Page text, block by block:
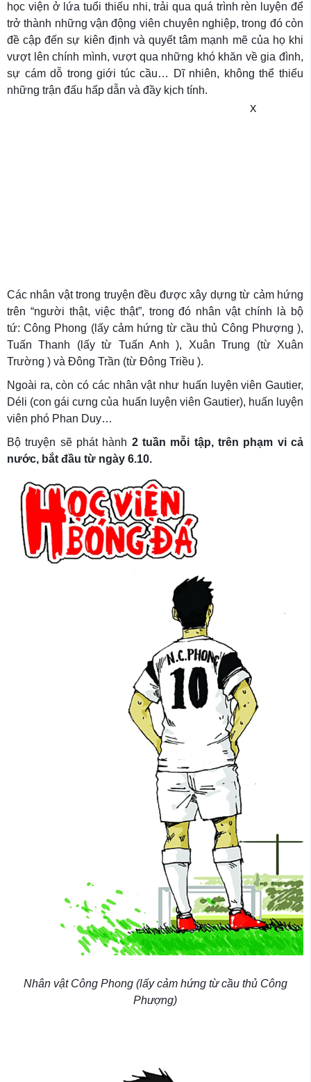
học viện ở lứa tuổi thiếu nhi, trải qua quá trình rèn luyện để
trở thành những vận động viên chuyên nghiệp, trong đó còn
đề cập đến sự kiên định và quyết tâm mạnh mẽ của họ khi
vượt lên chính mình, vượt qua những khó khăn về gia đình,
sự cám dỗ trong giới túc cầu… Dĩ nhiên, không thể thiếu
những trận đấu hấp dẫn và đầy kịch tính.
X
Các nhân vật trong truyện đều được xây dựng từ cảm hứng
trên “người thật, việc thật”, trong đó nhân vật chính là bộ
tứ: Công Phong (lấy cảm hứng từ cầu thủ Công Phượng ),
Tuấn Thanh (lấy từ Tuấn Anh ), Xuân Trung (từ Xuân
Trường ) và Đông Trần (từ Đông Triều ).
Ngoài ra, còn có các nhân vật như huấn luyện viên Gautier,
Déli (con gái cưng của huấn luyện viên Gautier), huấn luyện
viên phó Phan Duy…
Bộ truyện sẽ phát hành 2 tuần mỗi tập, trên phạm vi cả
nước, bắt đầu từ ngày 6.10.
Nhân vật Công Phong (lấy cảm hứng từ cầu thủ Công
Phượng)